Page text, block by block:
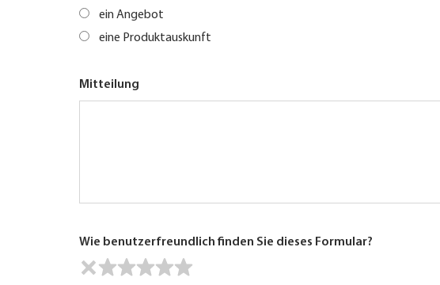
ein Angebot
eine Produktauskunft
Mitteilung
Wie benutzerfreundlich finden Sie dieses Formular?